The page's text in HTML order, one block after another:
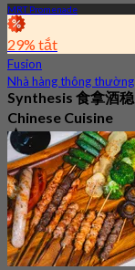
MRT Promenade
29% tắt
Fusion
Nhà hàng thông thường
Synthesis 食拿酒稳
Chinese Cuisine
4.8
350 Đã đặt chỗ
TừS$ 45.56